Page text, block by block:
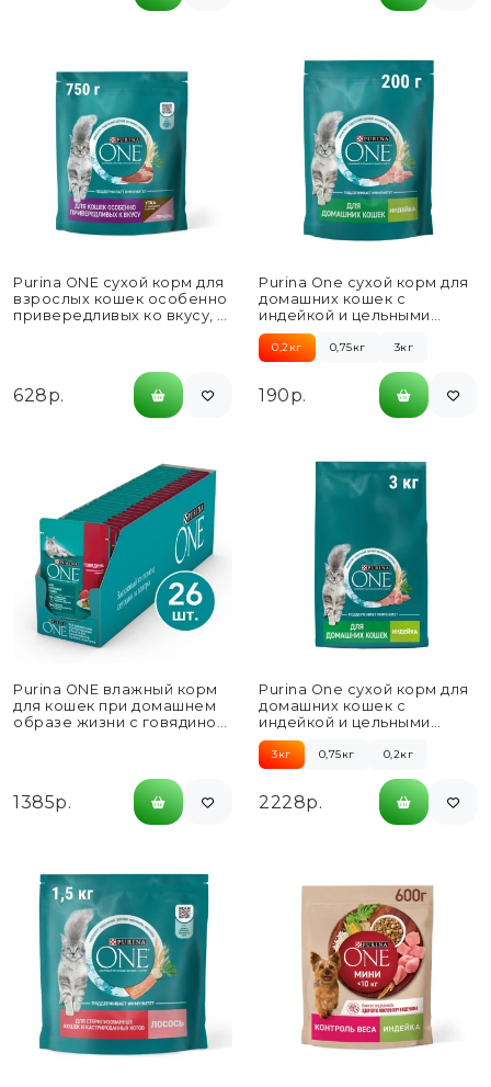
Purina ONE сухой корм для
взрослых кошек особенно
привередливых ко вкусу, с
628р.
Purina One сухой корм для
домашних кошек с
индейкой и цельными
злаками - 200...
0,2кг 0,75кг 3кг
190р.
Purina ONE влажный корм
для кошек при домашнем
образе жизни с говядиной
1385р.
Purina One сухой корм для
домашних кошек с
индейкой и цельными
злаками - 3...
3кг 0,75кг 0,2кг
2228р.